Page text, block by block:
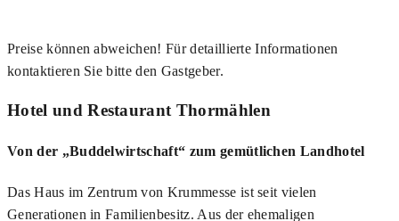
Preise können abweichen! Für detaillierte Informationen
kontaktieren Sie bitte den Gastgeber.
Hotel und Restaurant Thormählen
Von der „Buddelwirtschaft“ zum gemütlichen Landhotel
Das Haus im Zentrum von Krummesse ist seit vielen
Generationen in Familienbesitz. Aus der ehemaligen